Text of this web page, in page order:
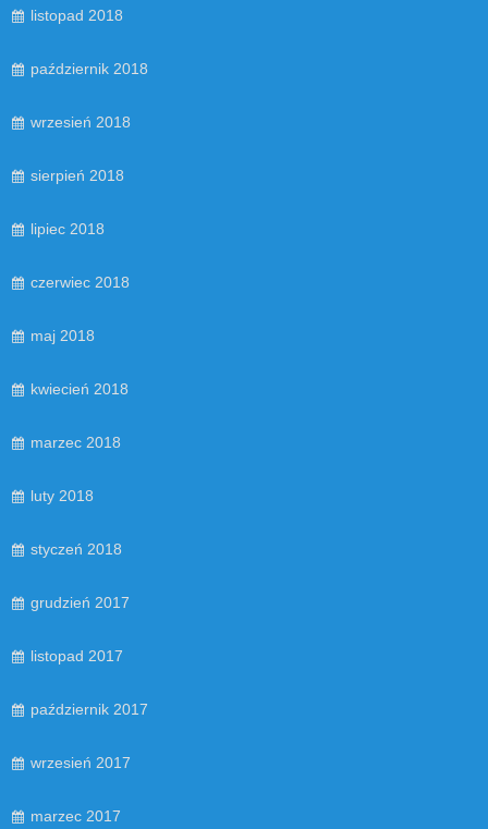
listopad 2018
październik 2018
wrzesień 2018
sierpień 2018
lipiec 2018
czerwiec 2018
maj 2018
kwiecień 2018
marzec 2018
luty 2018
styczeń 2018
grudzień 2017
listopad 2017
październik 2017
wrzesień 2017
marzec 2017